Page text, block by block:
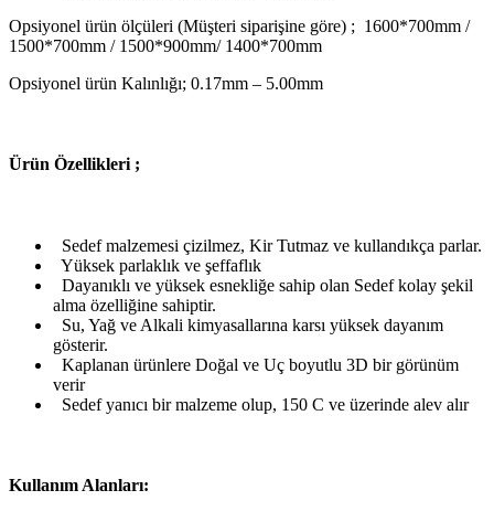
Opsiyonel ürün ölçüleri (Müşteri siparişine göre) ; 1600*700mm /
1500*700mm / 1500*900mm/ 1400*700mm
Opsiyonel ürün Kalınlığı; 0.17mm – 5.00mm
Ürün Özellikleri ;
Sedef malzemesi çizilmez, Kir Tutmaz ve kullandıkça parlar.
Yüksek parlaklık ve şeffaflık
Dayanıklı ve yüksek esnekliğe sahip olan Sedef kolay şekil
alma özelliğine sahiptir.
Su, Yağ ve Alkali kimyasallarına karsı yüksek dayanım
gösterir.
Kaplanan ürünlere Doğal ve Uç boyutlu 3D bir görünüm
verir
Sedef yanıcı bir malzeme olup, 150 C ve üzerinde alev alır
Kullanım Alanları: